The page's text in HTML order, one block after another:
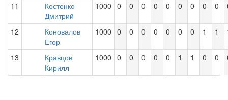
11
Костенко
Дмитрий
1000 0 0 0 0 0 0 0 0 0
12
Коновалов
Егор
1000 0 0 0 0 0 0 0 1 1
13
Кравцов
Кирилл
1000 0 0 0 0 0 1 1 0 0